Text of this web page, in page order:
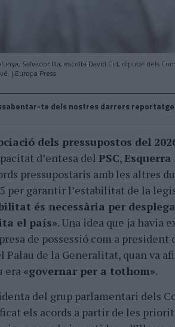
Salvador Illa, escolta David Cid, diputat dels
| Europa Press
te dels nostres darrers
dels pressupostos del
dʼentesa del PSC,Esquerra
pressupostaris amb les altres
per garantir lʼestabilitat de la
és necessària per
el país». Una idea que ja havia
de possessió com a
Palau de la Generalitat, quan va
era «governar per a tothom».
del grup parlamentari dels
els acords a partir de les